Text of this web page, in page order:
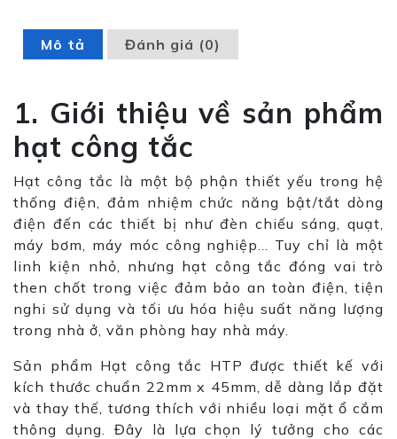
Mô tả Đánh giá (0)
1. Giới thiệu về sản phẩm
hạt công tắc
Hạt công tắc là một bộ phận thiết yếu trong hệ
thống điện, đảm nhiệm chức năng bật/tắt dòng
điện đến các thiết bị như đèn chiếu sáng, quạt,
máy bơm, máy móc công nghiệp… Tuy chỉ là một
linh kiện nhỏ, nhưng hạt công tắc đóng vai trò
then chốt trong việc đảm bảo an toàn điện, tiện
nghi sử dụng và tối ưu hóa hiệu suất năng lượng
trong nhà ở, văn phòng hay nhà máy.
Sản phẩm Hạt công tắc HTP được thiết kế với
kích thước chuẩn 22mm x 45mm, dễ dàng lắp đặt
và thay thế, tương thích với nhiều loại mặt ổ cắm
thông dụng. Đây là lựa chọn lý tưởng cho các